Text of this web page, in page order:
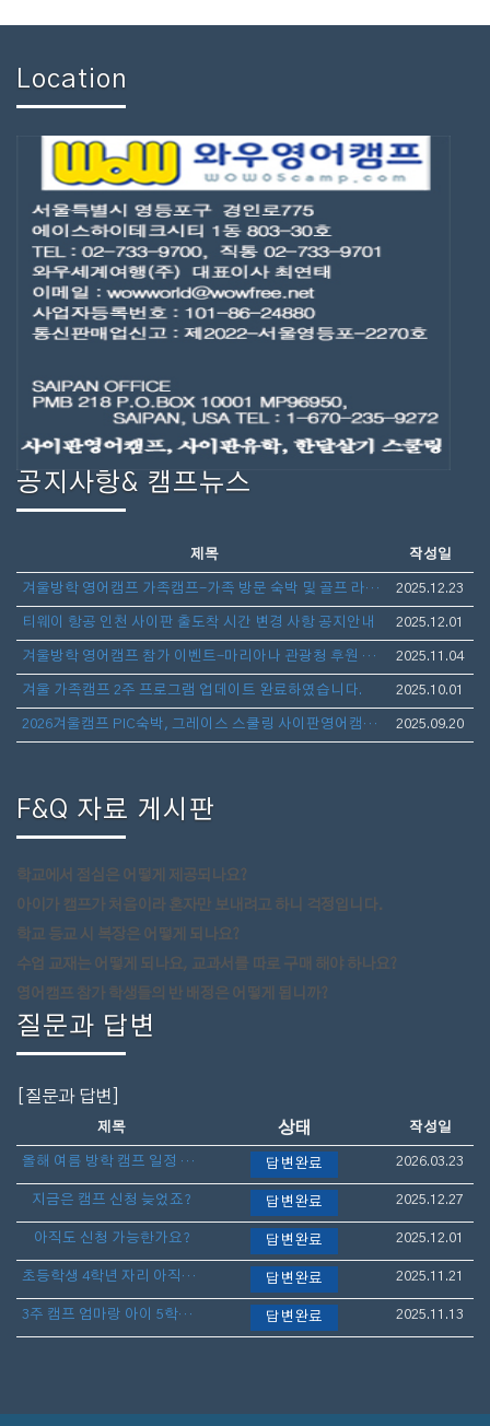
Location
공지사항& 캠프뉴스
제목 작성일
겨울방학 영어캠프 가족캠프-가족 방문 숙박 및 골프 라운딩 안내 2025.12.23
티웨이 항공 인천 사이판 출도착 시간 변경 사항 공지안내 2025.12.01
겨울방학 영어캠프 참가 이벤트-마리아나 관광청 후원 보스턴 가방 선물 증정 2025.11.04
겨울 가족캠프 2주 프로그램 업데이트 완료하였습니다. 2025.10.01
2026겨울캠프 PIC숙박, 그레이스 스쿨링 사이판영어캠프(아이만참가,부모동반)- 1월10일 출발 3주일정 모집 2025.09.20
F&Q 자료 게시판
학교에서 점심은 어떻게 제공되나요?
아이가 캠프가 처음이라 혼자만 보내려고 하니 걱정입니다.
학교 등교 시 복장은 어떻게 되나요?
수업 교재는 어떻게 되나요, 교과서를 따로 구매 해야 하나요?
영어캠프 참가 학생들의 반 배정은 어떻게 됩니까?
질문과 답변
[질문과 답변]
제목 상태 작성일
올해 여름 방학 캠프 일정 언제 나오나요? 답변완료 2026.03.23
지금은 캠프 신청 늦었죠? 답변완료 2025.12.27
아직도 신청 가능한가요? 답변완료 2025.12.01
초등학생 4학년 자리 아직도 가능할까요? 답변완료 2025.11.21
3주 캠프 엄마랑 아이 5학년 아직 늦지 않았나요? 답변완료 2025.11.13